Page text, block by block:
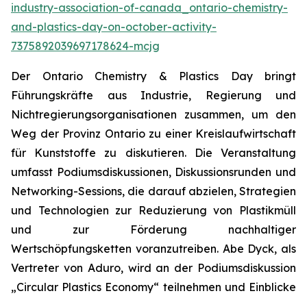
industry-association-of-canada_ontario-chemistry-
and-plastics-day-on-october-activity-
7375892039697178624-mcjg
Der Ontario Chemistry & Plastics Day bringt
Führungskräfte aus Industrie, Regierung und
Nichtregierungsorganisationen zusammen, um den
Weg der Provinz Ontario zu einer Kreislaufwirtschaft
für Kunststoffe zu diskutieren. Die Veranstaltung
umfasst Podiumsdiskussionen, Diskussionsrunden und
Networking-Sessions, die darauf abzielen, Strategien
und Technologien zur Reduzierung von Plastikmüll
und zur Förderung nachhaltiger
Wertschöpfungsketten voranzutreiben. Abe Dyck, als
Vertreter von Aduro, wird an der Podiumsdiskussion
„Circular Plastics Economy“ teilnehmen und Einblicke